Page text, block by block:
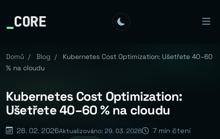
_CORE
Domů / Blog /
Kubernetes Cost Optimization: Ušetřete 40–60
% na cloudu
Kubernetes Cost Optimization:
Ušetřete 40–60 % na cloudu
26. 02. 2026Aktualizováno: 29. 03. 2026
7 min čtení